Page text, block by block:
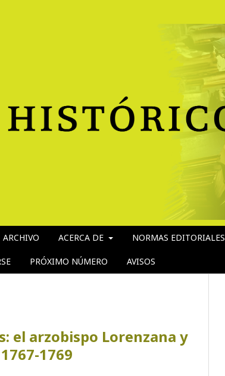
ARCHIVO ACERCA DE NORMAS EDITORIALES
PRÓXIMO NÚMERO AVISOS
el arzobispo Lorenzana y
1769